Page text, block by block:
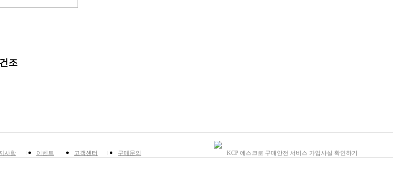
조
사항 이벤트 고객센터 구매문의 KCP 에스크로 구매안전 서비스 가입사실 확인하기